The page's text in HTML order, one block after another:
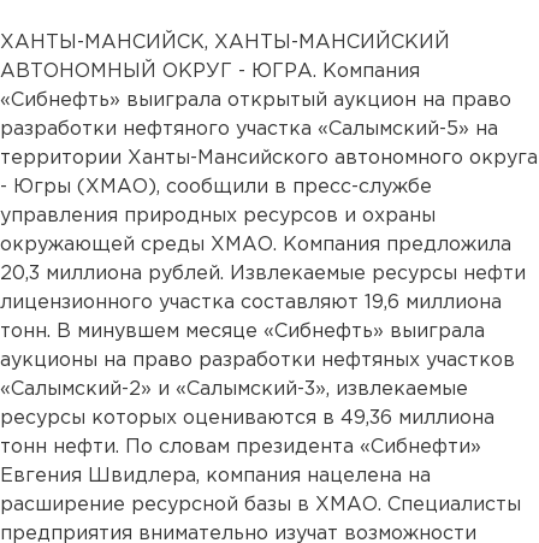
ХАНТЫ-МАНСИЙСК, ХАНТЫ-МАНСИЙСКИЙ
АВТОНОМНЫЙ ОКРУГ - ЮГРА. Компания
«Сибнефть» выиграла открытый аукцион на право
разработки нефтяного участка «Салымский-5» на
территории Ханты-Мансийского автономного округа
- Югры (ХМАО), сообщили в пресс-службе
управления природных ресурсов и охраны
окружающей среды ХМАО. Компания предложила
20,3 миллиона рублей. Извлекаемые ресурсы нефти
лицензионного участка составляют 19,6 миллиона
тонн. В минувшем месяце «Сибнефть» выиграла
аукционы на право разработки нефтяных участков
«Салымский-2» и «Салымский-3», извлекаемые
ресурсы которых оцениваются в 49,36 миллиона
тонн нефти. По словам президента «Сибнефти»
Евгения Швидлера, компания нацелена на
расширение ресурсной базы в ХМАО. Специалисты
предприятия внимательно изучат возможности